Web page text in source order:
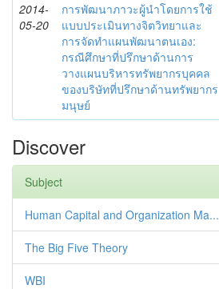
2014-
05-20
การพัฒนาภาวะผู้นำโดยการใช้
แบบประเมินทางจิตวิทยาและ
การจัดทำแผนพัฒนาตนเอง:
กรณีศึกษาที่ปรึกษาด้านการ
วางแผนบริหารทรัพยากรบุคคล
ของบริษัทที่ปรึกษาด้านทรัพยากร
มนุษย์
Discover
Subject
Human Capital and Organization Ma...
The Big Five Theory
WBI